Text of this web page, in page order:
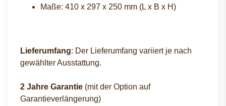
Maße: 410 x 297 x 250 mm (L x B x H)
Lieferumfang: Der Lieferumfang variiert je nach
gewählter Ausstattung.
2 Jahre Garantie (mit der Option auf
Garantieverlängerung)